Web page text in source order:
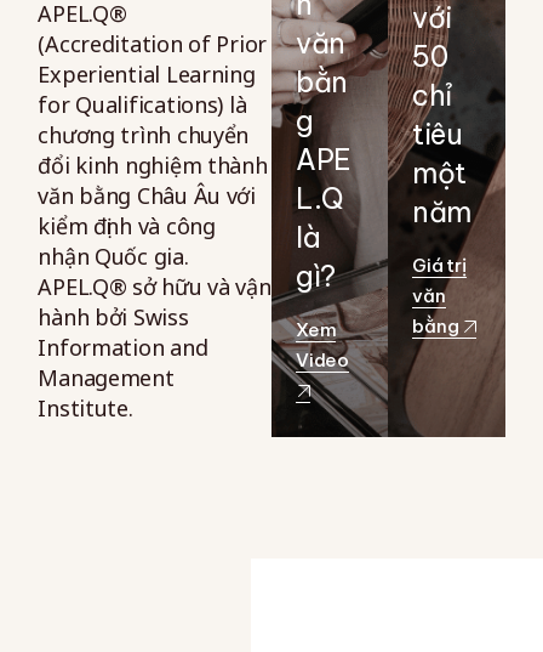
APEL.Q®
(Accreditation of Prior
Experiential Learning
for Qualifications) là
chương trình chuyển
đổi kinh nghiệm thành
văn bằng Châu Âu với
kiểm định và công
nhận Quốc gia.
APEL.Q® sở hữu và vận
hành bởi Swiss
Information and
Management
Institute.
văn
bằn
g
APE
L.Q
là
gì?
Xem
Video
với
50
chỉ
tiêu
một
năm
Giá trị
văn
bằng